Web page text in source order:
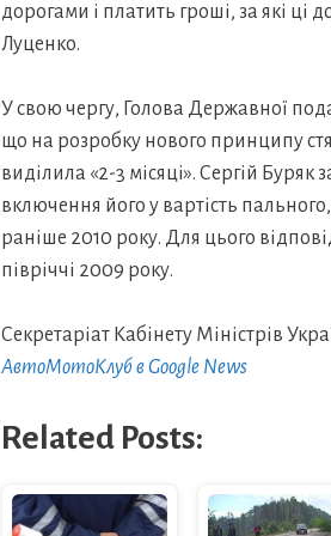
дорогами і платить гроші, за які ці
Луценко.
У свою чергу, Голова Державної
що на розробку нового принципу
виділила «2-3 місяці». Сергій
включення його у вартість
раніше 2010 року. Для цього
півріччі 2009 року.
Секретаріат Кабінету Міністрів
АвтоМотоКлуб в Google News
Related Posts: